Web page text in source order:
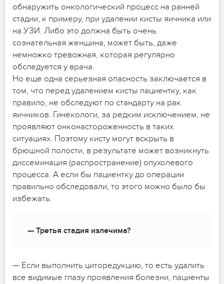
обнаружить онкологический процесс на ранней
стадии, к примеру, при удалении кисты яичника или
на УЗИ. Либо это должна быть очень
сознательная женщина, может быть, даже
немножко тревожная, которая регулярно
обследуется у врача.
Но еще одна серьезная опасность заключается в
том, что перед удалением кисты пациентку, как
правило, не обследуют по стандарту на рак
яичников. Гинекологи, за редким исключением, не
проявляют онконастороженность в таких
ситуациях. Поэтому кисту могут вскрыть в
брюшной полости, в результате может возникнуть
диссеминация (распространение) опухолевого
процесса. А если бы пациентку до операции
правильно обследовали, то этого можно было бы
избежать.
— Третья стадия излечима?
— Если выполнить циторедукцию, то есть удалить
все видимые глазу проявления болезни, пациенты